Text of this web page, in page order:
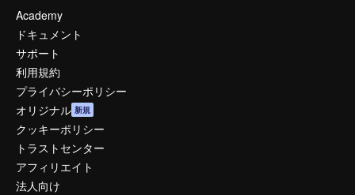
Academy
ドキュメント
サポート
利用規約
プライバシーポリシー
オリジナル 新規
クッキーポリシー
トラストセンター
アフィリエイト
法人向け